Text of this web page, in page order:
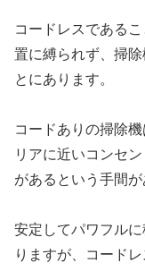
コードレスである
置に縛られず、掃
とにあります。
コードありの掃除
リアに近いコンセ
があるという手間が
安定してパワフル
りますが、コード